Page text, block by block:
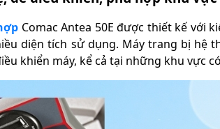
Comac Antea 50E được thiết kế với
diện tích sử dụng. Máy trang bị hệ
khiển máy, kể cả tại những khu vực